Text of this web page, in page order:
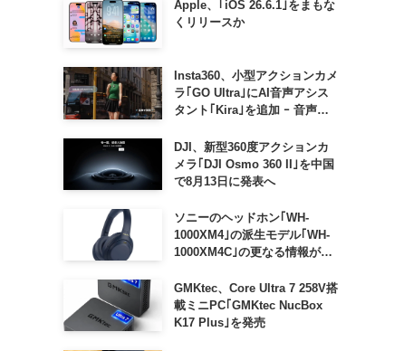
Apple、｢iOS 26.6.1｣をまもな
くリリースか
Insta360、小型アクションカメ
ラ｢GO Ultra｣にAI音声アシス
タント｢Kira｣を追加 ｰ 音声で
などが利用可能に
DJI、新型360度アクションカ
メラ｢DJI Osmo 360 II｣を中国
で8月13日に発表へ
ソニーのヘッドホン｢WH-
1000XM4｣の派生モデル｢WH-
1000XM4C｣の更なる情報が明
GMKtec、Core Ultra 7 258V搭
載ミニPC｢GMKtec NucBox
K17 Plus｣を発売